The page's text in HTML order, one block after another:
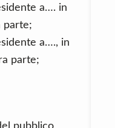
a…. in
parte;
a…., in
parte;